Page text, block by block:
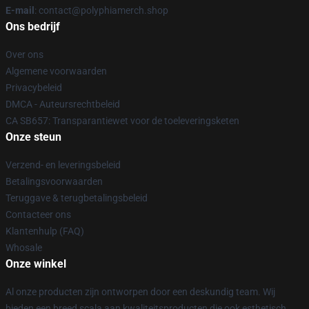
E-mail : contact@polyphiamerch.shop
Ons bedrijf
Over ons
Algemene voorwaarden
Privacybeleid
DMCA - Auteursrechtbeleid
CA SB657: Transparantiewet voor de toeleveringsketen
Onze steun
Verzend- en leveringsbeleid
Betalingsvoorwaarden
Teruggave & terugbetalingsbeleid
Contacteer ons
Klantenhulp (FAQ)
Whosale
Onze winkel
Al onze producten zijn ontworpen door een deskundig team. Wij